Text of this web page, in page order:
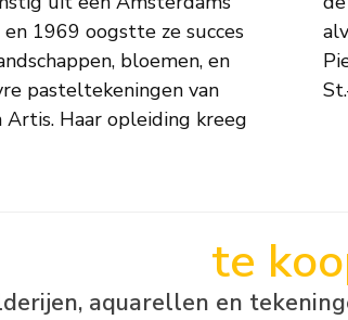
1969 oogstte ze succes
bloemen, en
pasteltekeningen van
Haar opleiding kreeg
in Amsterdam. Johanna
kunstenaarsvereniging
te
aquarellen en